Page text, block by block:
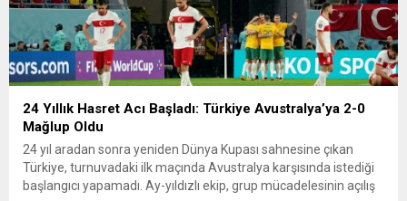
24 Yıllık Hasret Acı Başladı: Türkiye Avustralya’ya 2-0
Mağlup Oldu
24 yıl aradan sonra yeniden Dünya Kupası sahnesine çıkan
Türkiye, turnuvadaki ilk maçında Avustralya karşısında istediği
başlangıcı yapamadı. Ay-yıldızlı ekip, grup mücadelesinin açılış